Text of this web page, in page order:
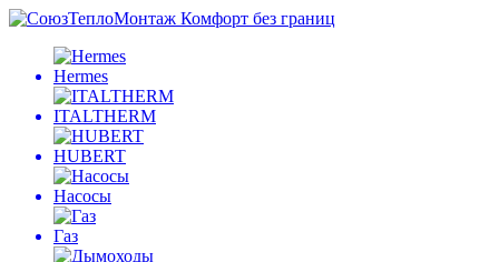
Комфорт без границ
Hermes
ITALTHERM
HUBERT
Насосы
Газ